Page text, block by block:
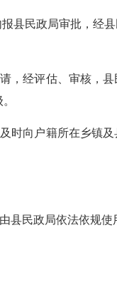
县民政局审批，经
，经评估、审核，
时向户籍所在乡镇
县民政局依法依规使